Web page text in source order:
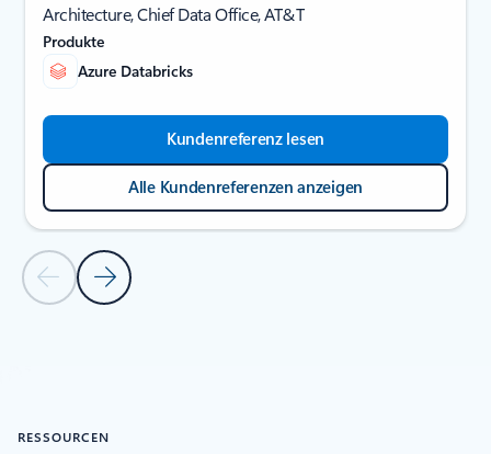
Vorherige FolieNächste Folie
Architecture, Chief Data Office, AT&T
Produkte
Azure Databricks
Kundenreferenz lesen
Alle Kundenreferenzen anzeigen
RESSOURCEN